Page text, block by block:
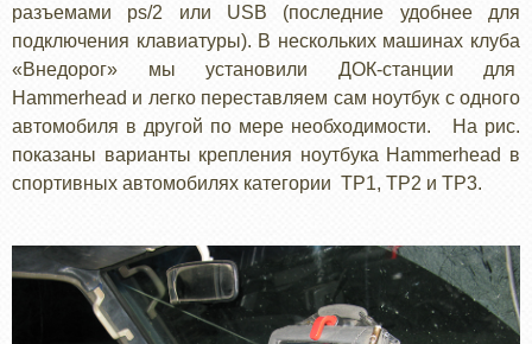
разъемами ps/2 или USB (последние удобнее для
подключения клавиатуры). В нескольких машинах клуба
«Внедорог» мы установили ДОК-станции для
Hammerheаd и легко переставляем сам ноутбук с одного
автомобиля в другой по мере необходимости. На рис.
показаны варианты крепления ноутбука Hammerhead в
спортивных автомобилях категории ТР1, ТР2 и ТР3.